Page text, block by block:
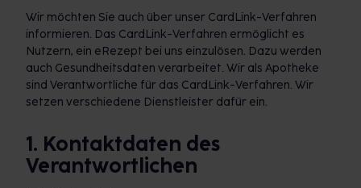
Wir möchten Sie auch über unser CardLink-Verfahren
informieren. Das CardLink-Verfahren ermöglicht es
Nutzern, ein eRezept bei uns einzulösen. Dazu werden
auch Gesundheitsdaten verarbeitet. Wir als Apotheke
sind Verantwortliche für das CardLink-Verfahren. Wir
setzen verschiedene Dienstleister dafür ein.
1. Kontaktdaten des
Verantwortlichen